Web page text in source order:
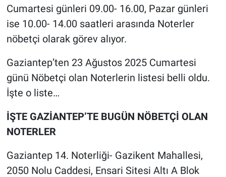
Cumartesi günleri 09.00- 16.00, Pazar günleri
ise 10.00- 14.00 saatleri arasında Noterler
nöbetçi olarak görev alıyor.
Gaziantep’ten 23 Ağustos 2025 Cumartesi
günü Nöbetçi olan Noterlerin listesi belli oldu.
İşte o liste…
İŞTE GAZİANTEP’TE BUGÜN NÖBETÇİ OLAN
NOTERLER
Gaziantep 14. Noterliği- Gazikent Mahallesi,
2050 Nolu Caddesi, Ensari Sitesi Altı A Blok